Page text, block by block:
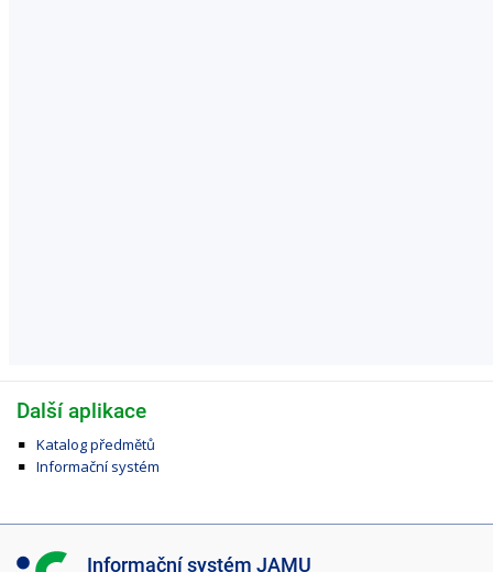
Další aplikace
Katalog předmětů
Informační systém
I Informační systém JAMU